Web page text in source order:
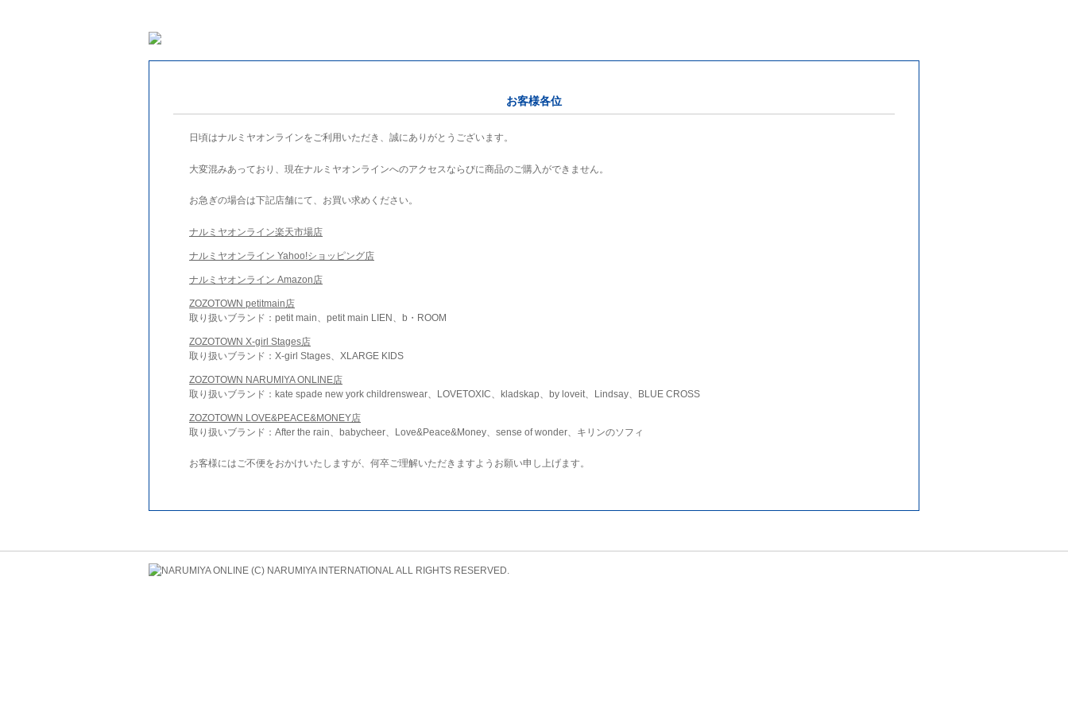
お客様各位
日頃はナルミヤオンラインをご利用いただき、誠にありがとうございます。
大変混みあっており、現在ナルミヤオンラインへのアクセスならびに商品のご購入ができません。
お急ぎの場合は下記店舗にて、お買い求めください。
ナルミヤオンライン楽天市場店
ナルミヤオンライン Yahoo!ショッピング店
ナルミヤオンライン Amazon店
ZOZOTOWN petitmain店
取り扱いブランド：petit main、petit main LIEN、b・ROOM
ZOZOTOWN X-girl Stages店
取り扱いブランド：X-girl Stages、XLARGE KIDS
ZOZOTOWN NARUMIYA ONLINE店
取り扱いブランド：kate spade new york childrenswear、LOVETOXIC、kladskap、by loveit、Lindsay、BLUE CROSS
ZOZOTOWN LOVE&PEACE&MONEY店
取り扱いブランド：After the rain、babycheer、Love&Peace&Money、sense of wonder、キリンのソフィ
お客様にはご不便をおかけいたしますが、何卒ご理解いただきますようお願い申し上げます。